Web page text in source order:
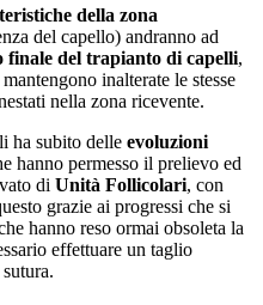
della zona
del capello) andranno ad
finale del trapianto di capelli,
inalterate le stesse
nella zona ricevente.
ha subito delle evoluzioni
hanno permesso il prelievo ed
di Unità Follicolari, con
grazie ai progressi che si
hanno reso ormai obsoleta la
effettuare un taglio